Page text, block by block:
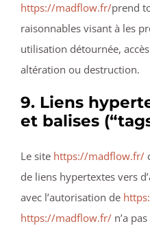
https://madflow.fr/prend
raisonnables visant à les
utilisation détournée,
altération ou destruction.
9. Liens
et balises
Le site https://madflow.fr/
de liens hypertextes vers
avec l’autorisation de
https://madflow.fr/n’a